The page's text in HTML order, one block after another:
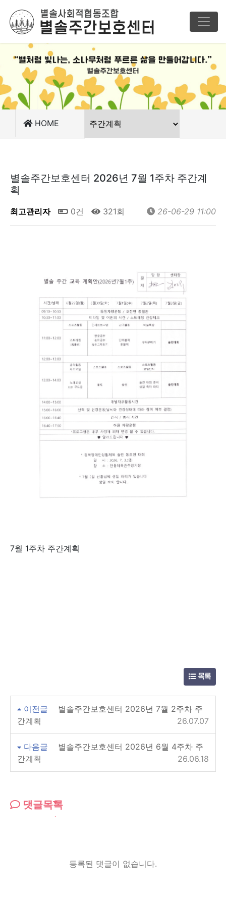
HOME
별솔주간보호센터 2026년 7월 1주차 주간계
획
최고관리자 0건 321회 26-06-29 11:00
7월 1주차 주간계획
목록
이전글
별솔주간보호센터 2026년 7월 2주차 주
간계획
26.07.07
다음글
별솔주간보호센터 2026년 6월 4주차 주
간계획
26.06.18
댓글목록
등록된 댓글이 없습니다.